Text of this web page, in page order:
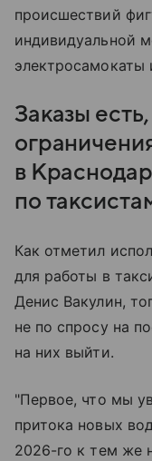
происшествий
индивидуальной
электросамокаты
Заказы
в
по
Как отметил
для работы в
Денис Вакулин,
не по спросу на
на них выйти.
"Первое, что мы
притока новых
2026-го к тем же